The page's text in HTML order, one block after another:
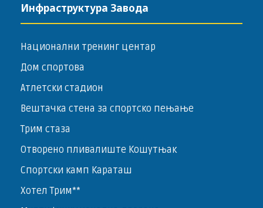
Инфраструктура Завода
Национални тренинг центар
Дом спортова
Атлетски стадион
Вештачка стена за спортско пењање
Трим стаза
Отворено пливалиште Кошутњак
Спортски камп Караташ
Хотел Трим**